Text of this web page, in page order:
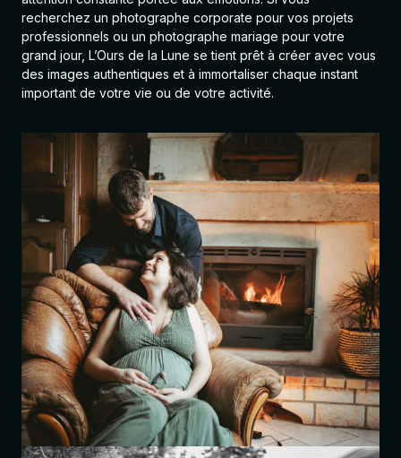
recherchez un photographe corporate pour vos projets
professionnels ou un photographe mariage pour votre
grand jour, L’Ours de la Lune se tient prêt à créer avec vous
des images authentiques et à immortaliser chaque instant
important de votre vie ou de votre activité.